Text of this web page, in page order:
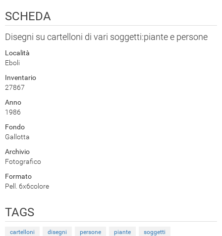
SCHEDA
Disegni su cartelloni di vari soggetti:piante e persone
Località
Eboli
Inventario
27867
Anno
1986
Fondo
Gallotta
Archivio
Fotografico
Formato
Pell. 6x6colore
TAGS
cartelloni disegni persone piante soggetti